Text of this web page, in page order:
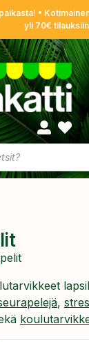
•
yli 70€
,